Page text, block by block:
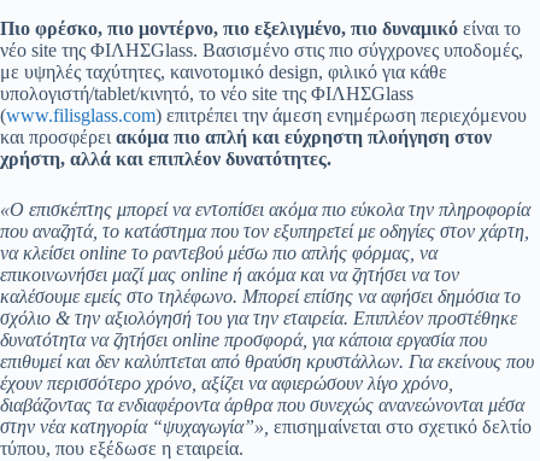
Πιο φρέσκο, πιο μοντέρνο, πιο εξελιγμένο, πιο δυναμικό είναι το
νέο site της ΦΙΛΗΣGlass. Βασισμένο στις πιο σύγχρονες υποδομές,
με υψηλές ταχύτητες, καινοτομικό design, φιλικό για κάθε
υπολογιστή/tablet/κινητό, το νέο site της ΦΙΛΗΣGlass
(www.filisglass.com) επιτρέπει την άμεση ενημέρωση περιεχόμενου
και προσφέρει ακόμα πιο απλή και εύχρηστη πλοήγηση στον
χρήστη, αλλά και επιπλέον δυνατότητες.
«Ο επισκέπτης μπορεί να εντοπίσει ακόμα πιο εύκολα την πληροφορία
που αναζητά, το κατάστημα που τον εξυπηρετεί με οδηγίες στον χάρτη,
να κλείσει online το ραντεβού μέσω πιο απλής φόρμας, να
επικοινωνήσει μαζί μας online ή ακόμα και να ζητήσει να τον
καλέσουμε εμείς στο τηλέφωνο. Μπορεί επίσης να αφήσει δημόσια το
σχόλιο & την αξιολόγησή του για την εταιρεία. Επιπλέον προστέθηκε
δυνατότητα να ζητήσει online προσφορά, για κάποια εργασία που
επιθυμεί και δεν καλύπτεται από θραύση κρυστάλλων. Για εκείνους που
έχουν περισσότερο χρόνο, αξίζει να αφιερώσουν λίγο χρόνο,
διαβάζοντας τα ενδιαφέροντα άρθρα που συνεχώς ανανεώνονται μέσα
στην νέα κατηγορία “ψυχαγωγία”», επισημαίνεται στο σχετικό δελτίο
τύπου, που εξέδωσε η εταιρεία.